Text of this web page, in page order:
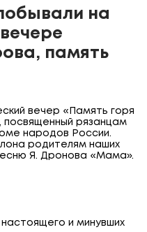
на
память
вечер «Память горя
посвященный рязанцам
народов России.
родителям наших
Я. Дронова «Мама».
и минувших